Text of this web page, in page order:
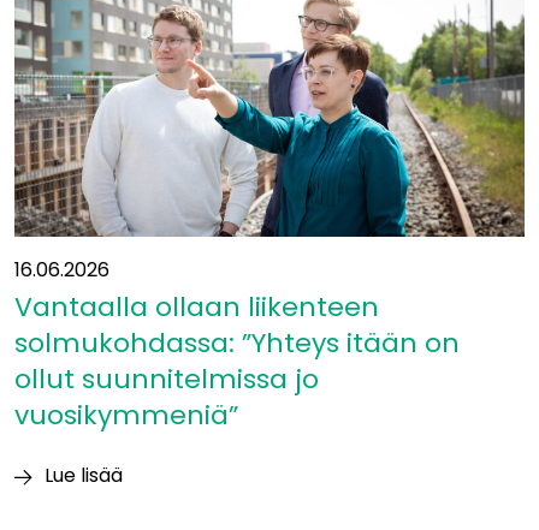
16.06.2026
Vantaalla ollaan liikenteen
solmukohdassa: ”Yhteys itään on
ollut suunnitelmissa jo
vuosikymmeniä”
Lue lisää